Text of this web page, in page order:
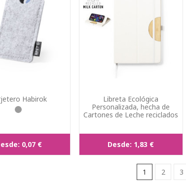
Habirok
0,07 €
Libreta Ecológica
Personalizada, hecha de
Cartones de Leche reciclados
Desde: 1,83 €
1 2 3